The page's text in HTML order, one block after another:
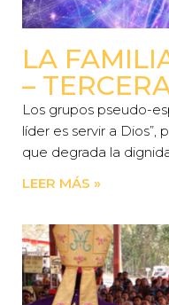
LA
–
Los grupos pseudo-
líder es servir a Dios”,
que degrada la
LEER MÁS »